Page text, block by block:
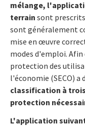
mélange,
terrain sont
sont généralement
mise en œuvre
modes d'emploi.
protection des
l'économie (SECO)
classification à
protection
L'application